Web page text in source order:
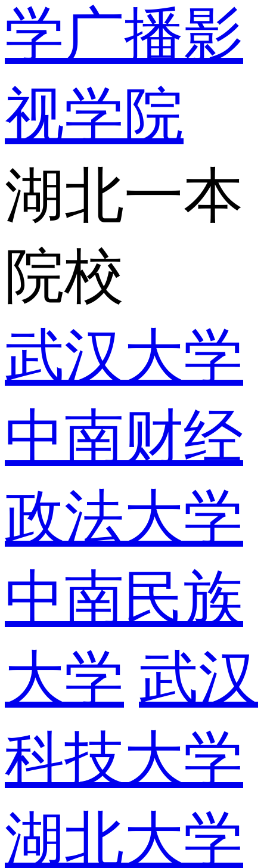
学广播影
视学院
湖北一本
院校
武汉大学
中南财经
政法大学
中南民族
大学 武汉
科技大学
湖北大学